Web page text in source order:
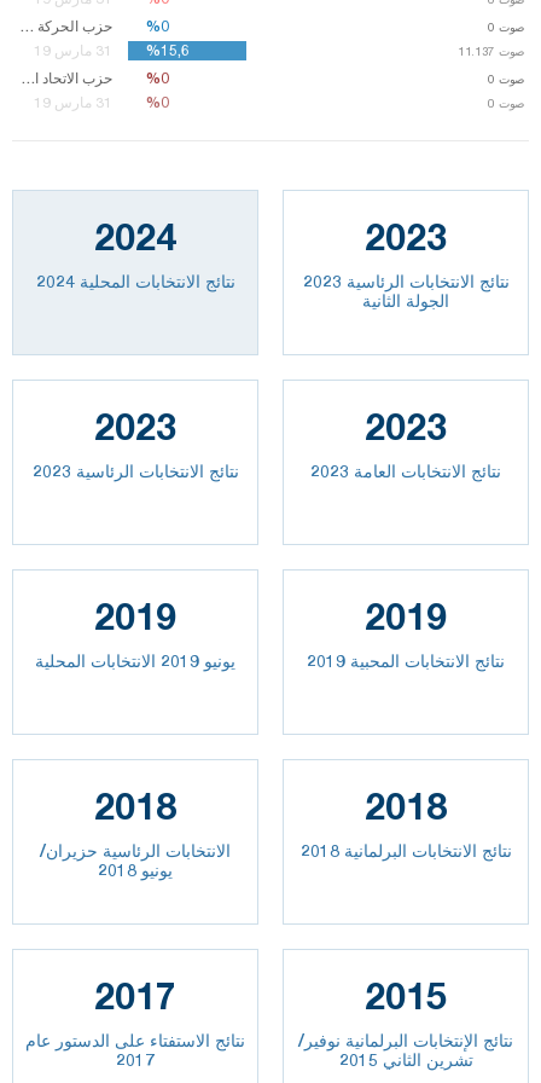
حزب الحركة القومية
حزب الاتحاد الكبير
%0 0 صوت
%0 0 صوت
%0
%0
31 مارس 19
31 مارس 19
%15,6 11.137 صوت
%0 0 صوت
%15,6 11.137 صوت
%0
2024
نتائج الانتخابات المحلية 2024
2023
نتائج الانتخابات الرئاسية 2023
الجولة الثانية
2023
نتائج الانتخابات الرئاسية 2023
2023
2023 نتائج الانتخابات العامة
2019
يونيو 2019 الانتخابات المحلية
2019
نتائج الانتخابات المحبية 2019
2018
الانتخابات الرئاسية حزيران/
يونيو 2018
2018
نتائج الانتخابات البرلمانية 2018
2017
نتائج الاستفتاء على الدستور عام
2017
2015
نتائج الإنتخابات البرلمانية نوفير/
تشرين الثاني 2015